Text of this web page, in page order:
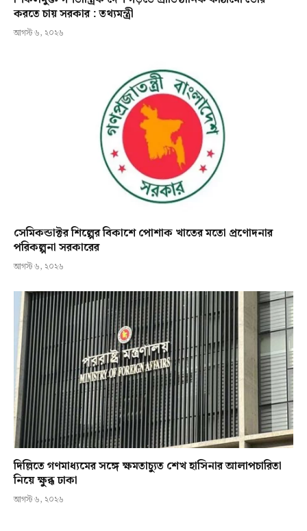
করতে চায় সরকার : তথ্যমন্ত্রী
আগস্ট ৬, ২০২৬
সেমিকন্ডাক্টর শিল্পের বিকাশে পোশাক খাতের মতো প্রণোদনার
পরিকল্পনা সরকারের
আগস্ট ৬, ২০২৬
দিল্লিতে গণমাধ্যমের সঙ্গে ক্ষমতাচ্যুত শেখ হাসিনার আলাপচারিতা
নিয়ে ক্ষুব্ধ ঢাকা
আগস্ট ৬, ২০২৬